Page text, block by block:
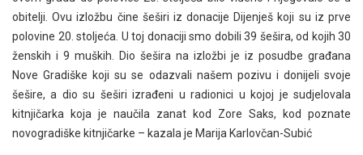
obitelji. Ovu izložbu čine šeširi iz donacije Dijenješ koji su iz prve
polovine 20. stoljeća. U toj donaciji smo dobili 39 šešira, od kojih 30
ženskih i 9 muških. Dio šešira na izložbi je iz posudbe građana
Nove Gradiške koji su se odazvali našem pozivu i donijeli svoje
šešire, a dio su šeširi izrađeni u radionici u kojoj je sudjelovala
kitnjičarka koja je naučila zanat kod Zore Saks, kod poznate
novogradiške kitnjičarke – kazala je Marija Karlovčan-Subić